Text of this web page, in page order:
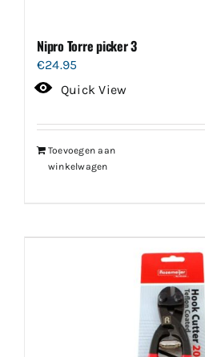
Nipro Torre picker 3
€24.95
Quick View
Toevoegen aan
winkelwagen